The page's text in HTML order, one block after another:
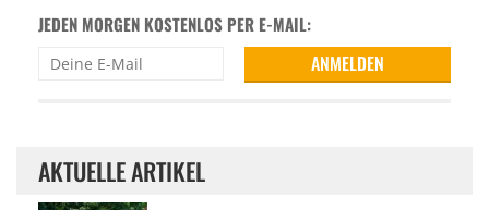
JEDEN MORGEN KOSTENLOS PER E-MAIL:
AKTUELLE ARTIKEL